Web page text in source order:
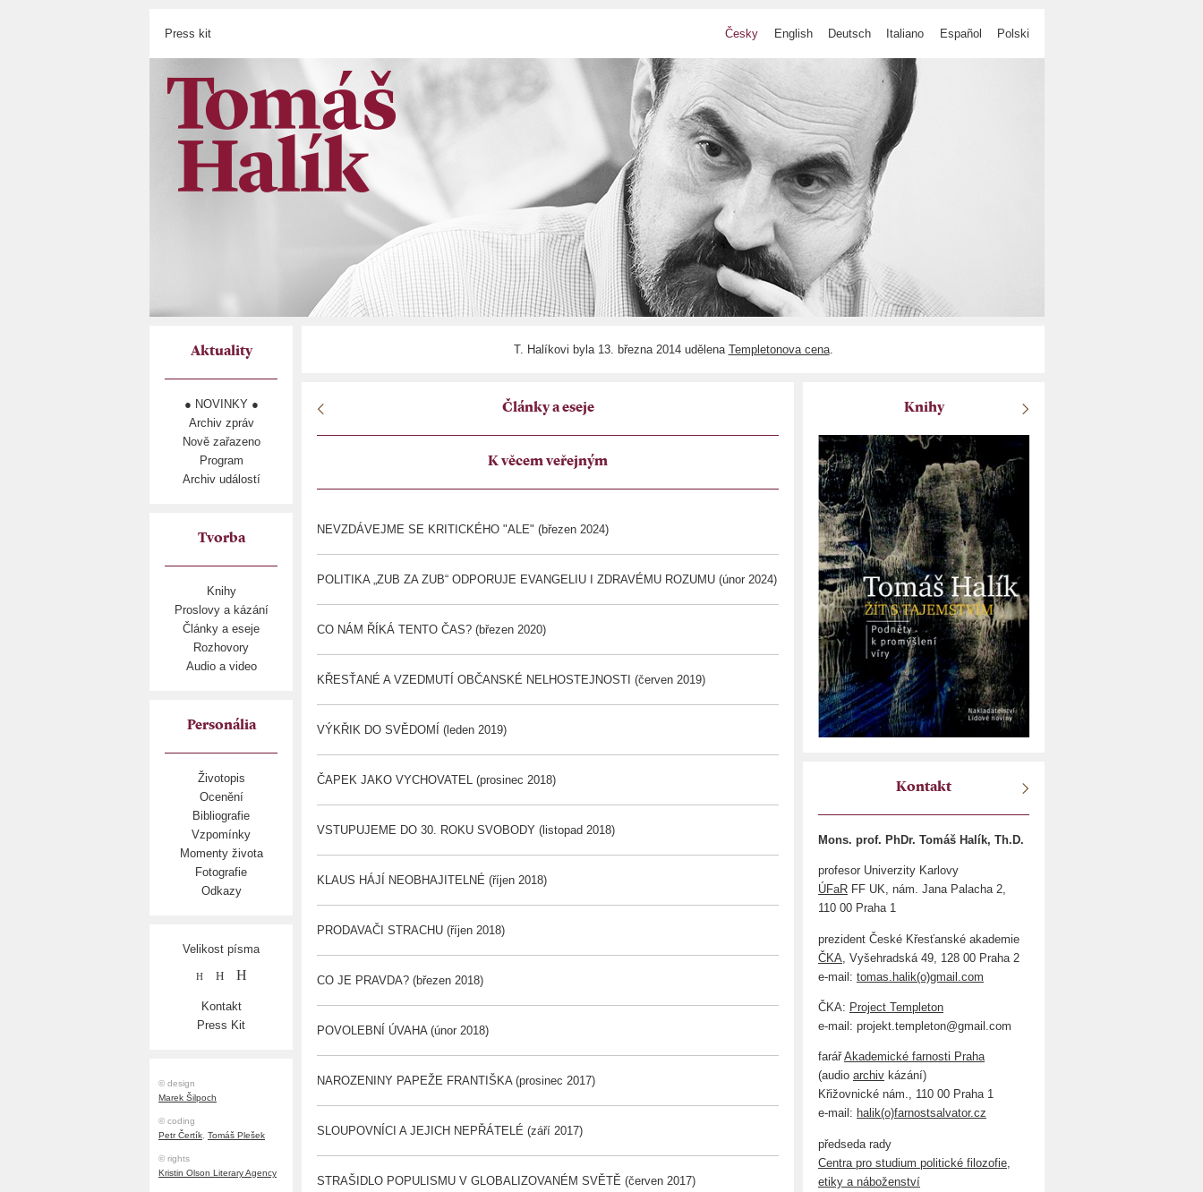
Press kit Česky English Deutsch Italiano Español Polski
Aktuality
● NOVINKY ●
Archiv zpráv
Nově zařazeno
Program
Archiv událostí
Tvorba
Knihy
Proslovy a kázání
Články a eseje
Rozhovory
Audio a video
Personália
Životopis
Ocenění
Bibliografie
Vzpomínky
Momenty života
Fotografie
Odkazy
Velikost písma
H H H
Kontakt
Press Kit
© design
Marek Šilpoch
© coding
Petr Čertík, Tomáš Plešek
© rights
Kristin Olson Literary Agency
T. Halíkovi byla 13. března 2014 udělena Templetonova cena.
Články a eseje
K věcem veřejným
NEVZDÁVEJME SE KRITICKÉHO "ALE" (březen 2024)
POLITIKA „ZUB ZA ZUB“ ODPORUJE EVANGELIU I ZDRAVÉMU ROZUMU (únor 2024)
CO NÁM ŘÍKÁ TENTO ČAS? (březen 2020)
KŘESŤANÉ A VZEDMUTÍ OBČANSKÉ NELHOSTEJNOSTI (červen 2019)
VÝKŘIK DO SVĚDOMÍ (leden 2019)
ČAPEK JAKO VYCHOVATEL (prosinec 2018)
VSTUPUJEME DO 30. ROKU SVOBODY (listopad 2018)
KLAUS HÁJÍ NEOBHAJITELNÉ (říjen 2018)
PRODAVAČI STRACHU (říjen 2018)
CO JE PRAVDA? (březen 2018)
POVOLEBNÍ ÚVAHA (únor 2018)
NAROZENINY PAPEŽE FRANTIŠKA (prosinec 2017)
SLOUPOVNÍCI A JEJICH NEPŘÁTELÉ (září 2017)
STRAŠIDLO POPULISMU V GLOBALIZOVANÉM SVĚTĚ (červen 2017)
Knihy
Kontakt
Mons. prof. PhDr. Tomáš Halík, Th.D.
profesor Univerzity Karlovy
ÚFaR FF UK, nám. Jana Palacha 2,
110 00 Praha 1
prezident České Křesťanské akademie
ČKA , Vyšehradská 49, 128 00 Praha 2
e-mail: tomas.halik(o)gmail.com
ČKA: Project Templeton
e-mail: projekt.templeton@gmail.com
farářAkademické farnosti Praha
(audio archiv kázání)
Křižovnické nám., 110 00 Praha 1
e-mail: halik(o)farnostsalvator.cz
předseda rady
Centra pro studium politické filozofie,
etiky a náboženství